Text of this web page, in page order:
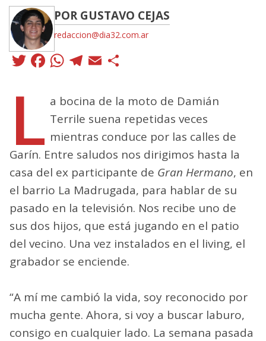
POR GUSTAVO CEJAS
redaccion@dia32.com.ar
Twitter
Facebook
WhatsApp
Telegram
Email
L a bocina de la moto de Damián
Terrile suena repetidas veces
mientras conduce por las calles de
Garín. Entre saludos nos dirigimos hasta la
casa del ex participante de Gran Hermano, en
el barrio La Madrugada, para hablar de su
pasado en la televisión. Nos recibe uno de
sus dos hijos, que está jugando en el patio
del vecino. Una vez instalados en el living, el
grabador se enciende.
“A mí me cambió la vida, soy reconocido por
mucha gente. Ahora, si voy a buscar laburo,
consigo en cualquier lado. La semana pasada